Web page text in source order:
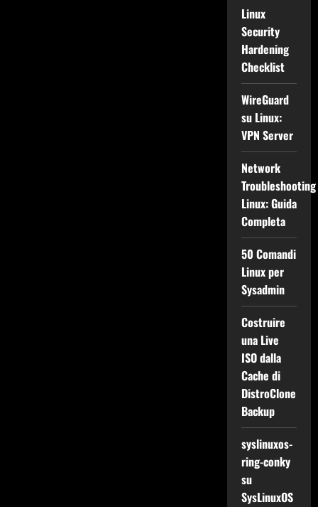
Linux
Security
Hardening
Checklist
WireGuard
su Linux:
VPN Server
Network
Troubleshooting
Linux: Guida
Completa
50 Comandi
Linux per
Sysadmin
Costruire
una Live
ISO dalla
Cache di
DistroClone
Backup
syslinuxos-
ring-conky
su
SysLinuxOS